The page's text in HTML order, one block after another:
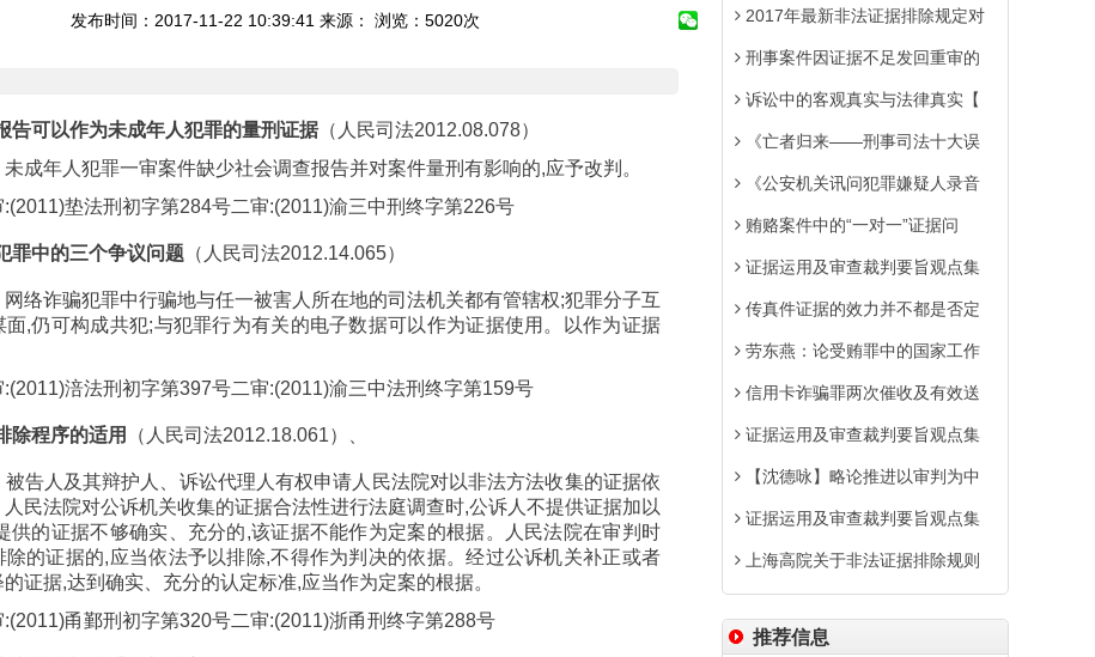
发布时间：2017-11-22 10:39:41 来源： 浏览： 5020次
告可以作为未成年人犯罪的量刑证据（人民司法2012.08.078）
未成年人犯罪一审案件缺少社会调查报告并对案件量刑有影响的,应予改判。
:(2011)垫法刑初字第284号二审:(2011)渝三中刑终字第226号
罪中的三个争议问题 （人民司法2012.14.065）
网络诈骗犯罪中行骗地与任一被害人所在地的司法机关都有管辖权;犯罪分子互
面,仍可构成共犯;与犯罪行为有关的电子数据可以作为证据使用。以作为证据
:(2011)涪法刑初字第397号二审:(2011)渝三中法刑终字第159号
除程序的适用 （人民司法2012.18.061）、
被告人及其辩护人、诉讼代理人有权申请人民法院对以非法方法收集的证据依
民法院对公诉机关收集的证据合法性进行法庭调查时,公诉人不提供证据加以
供的证据不够确实、充分的,该证据不能作为定案的根据。人民法院在审判时
除的证据的,应当依法予以排除,不得作为判决的依据。经过公诉机关补正或者
证据,达到确实、充分的认定标准,应当作为定案的根据。
:(2011)甬鄞刑初字第320号二审:(2011)浙甬刑终字第288号
2017年最新非法证据排除规定对
刑事案件因证据不足发回重审的
诉讼中的客观真实与法律真实【
《亡者归来——刑事司法十大误
《公安机关讯问犯罪嫌疑人录音
贿赂案件中的“一对一”证据问
证据运用及审查裁判要旨观点集
传真件证据的效力并不都是否定
劳东燕：论受贿罪中的国家工作
信用卡诈骗罪两次催收及有效送
证据运用及审查裁判要旨观点集
【沈德咏】略论推进以审判为中
证据运用及审查裁判要旨观点集
上海高院关于非法证据排除规则
推荐信息